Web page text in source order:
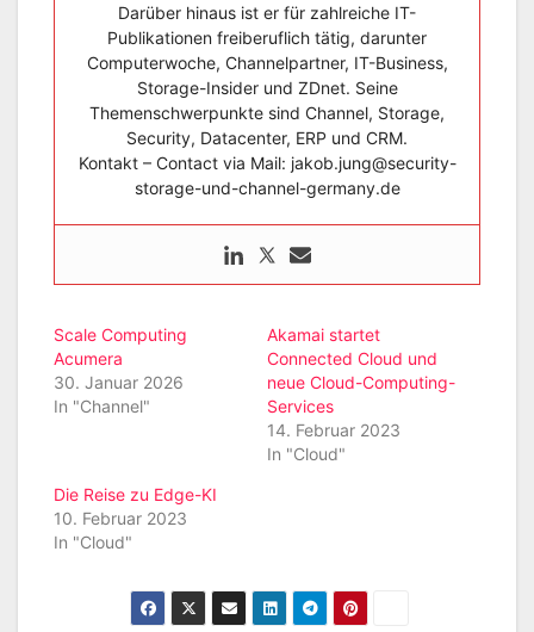
Darüber hinaus ist er für zahlreiche IT-
Publikationen freiberuflich tätig, darunter
Computerwoche, Channelpartner, IT-Business,
Storage-Insider und ZDnet. Seine
Themenschwerpunkte sind Channel, Storage,
Security, Datacenter, ERP und CRM.
Kontakt – Contact via Mail: jakob.jung@security-
storage-und-channel-germany.de
Scale Computing
Acumera
30. Januar 2026
In "Channel"
Akamai startet
Connected Cloud und
neue Cloud-Computing-
Services
14. Februar 2023
In "Cloud"
Die Reise zu Edge-KI
10. Februar 2023
In "Cloud"